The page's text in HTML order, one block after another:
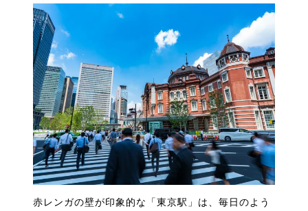
赤レンガの壁が印象的な「東京駅」は、毎日のよう